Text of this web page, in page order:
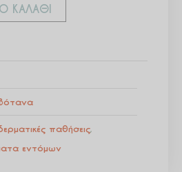
ΚΑΛΆΘΙ
παθήσεις
εντόμων